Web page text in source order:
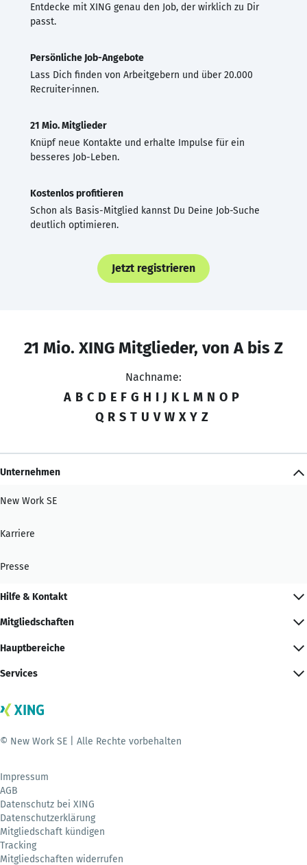
Entdecke mit XING genau den Job, der wirklich zu Dir
passt.
Persönliche Job-Angebote
Lass Dich finden von Arbeitgebern und über 20.000
Recruiter·innen.
21 Mio. Mitglieder
Knüpf neue Kontakte und erhalte Impulse für ein
besseres Job-Leben.
Kostenlos profitieren
Schon als Basis-Mitglied kannst Du Deine Job-Suche
deutlich optimieren.
Jetzt registrieren
21 Mio. XING Mitglieder, von A bis Z
Nachname:
A B C D E F G H I J K L M N O P
Q R S T U V W X Y Z
Unternehmen
New Work SE
Karriere
Presse
Hilfe & Kontakt
Mitgliedschaften
Hauptbereiche
Services
© New Work SE | Alle Rechte vorbehalten
Impressum
AGB
Datenschutz bei XING
Datenschutzerklärung
Mitgliedschaft kündigen
Tracking
Mitgliedschaften widerrufen